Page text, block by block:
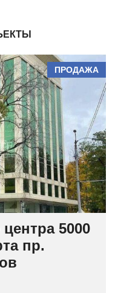
ПРОДАЖА
5000
пр.